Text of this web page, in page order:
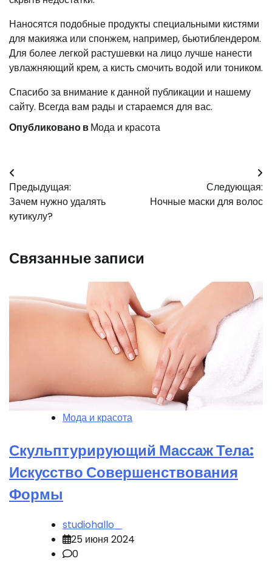
Наносятся подобные продукты специальными кистями
для макияжа или спонжем, например, бьютиблендером.
Для более легкой растушевки на лицо лучше нанести
увлажняющий крем, а кисть смочить водой или тоником.
Спасибо за внимание к данной публикации и нашему
сайту. Всегда вам рады и стараемся для вас.
Опубликовано вМода и красота
Навигация
по
записям
Предыдущая:
Зачем нужно удалять
кутикулу?
Следующая:
Ночные маски для волос
Связанные записи
Мода и красота
Скульптурирующий Массаж Тела:
Искусство Совершенствования
Формы
studiohallo_
25 июня 2024
0